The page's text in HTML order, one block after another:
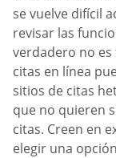
se vuelve difícil
revisar las
verdadero no es
citas en línea
sitios de citas
que no quieren
citas. Creen en
elegir una